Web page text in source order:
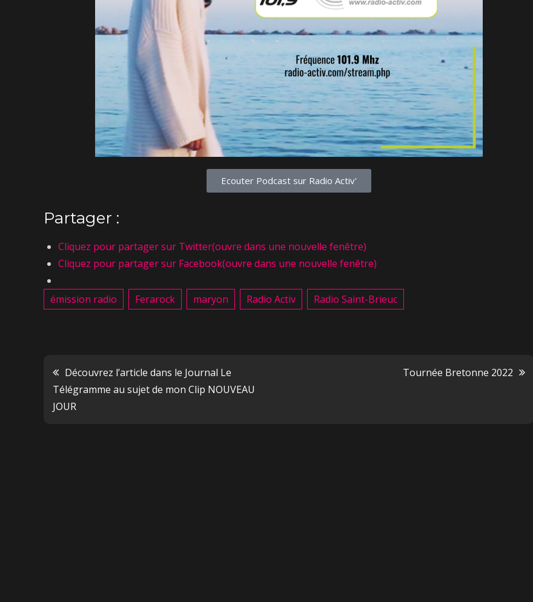
Ecouter Podcast sur Radio Activ'
Partager :
Cliquez pour partager sur Twitter(ouvre dans une nouvelle fenêtre)
Cliquez pour partager sur Facebook(ouvre dans une nouvelle fenêtre)
émission radio Ferarock maryon Radio Activ Radio Saint-Brieuc
Découvrez l’article dans le Journal Le
Télégramme au sujet de mon Clip NOUVEAU
JOUR
Tournée Bretonne 2022